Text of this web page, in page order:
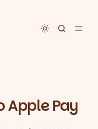
Toggle
Apple Pay